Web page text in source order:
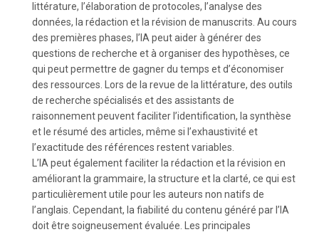
littérature, l’élaboration de protocoles, l’analyse des
données, la rédaction et la révision de manuscrits. Au cours
des premières phases, l’IA peut aider à générer des
questions de recherche et à organiser des hypothèses, ce
qui peut permettre de gagner du temps et d’économiser
des ressources. Lors de la revue de la littérature, des outils
de recherche spécialisés et des assistants de
raisonnement peuvent faciliter l’identification, la synthèse
et le résumé des articles, même si l’exhaustivité et
l’exactitude des références restent variables.
L’IA peut également faciliter la rédaction et la révision en
améliorant la grammaire, la structure et la clarté, ce qui est
particulièrement utile pour les auteurs non natifs de
l’anglais. Cependant, la fiabilité du contenu généré par l’IA
doit être soigneusement évaluée. Les principales